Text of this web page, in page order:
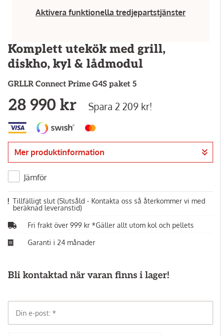
Aktivera funktionella tredjepartstjänster
Komplett utekök med grill,
diskho, kyl & lådmodul
GRLLR Connect Prime G4S paket 5
28 990 kr Spara 2 209 kr!
Mer produktinformation
Jämför
Tillfälligt slut (Slutsåld - Kontakta oss så återkommer vi med
beräknad leveranstid)
Fri frakt över 999 kr *Gäller allt utom kol och pellets
Garanti i 24 månader
Bli kontaktad när varan finns i lager!
Din e-post: